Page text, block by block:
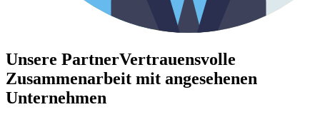
Unsere PartnerVertrauensvolle
Zusammenarbeit mit angesehenen
Unternehmen